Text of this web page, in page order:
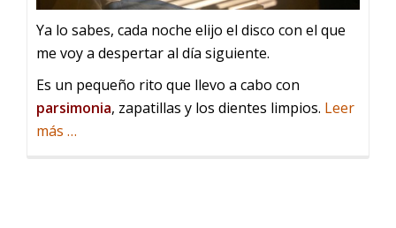
Ya lo sabes, cada noche elijo el disco con el que
me voy a despertar al día siguiente.
Es un pequeño rito que llevo a cabo con
parsimonia, zapatillas y los dientes limpios. Leer
más acerca
…